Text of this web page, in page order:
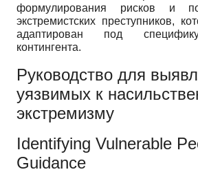
формулирования рисков и
экстремистских преступников,
адаптирован под
контингента.
Руководство для
уязвимых к
экстремизму
Identifying Vulnerable
Guidance